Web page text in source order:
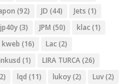
(92) JD (44) Jets (1)
jp40y(3) JPM (50) klac(1)
kweb (16) Lac(2)
(1) LIRA TURCA(26)
lqd (11) lukoy(2) Luv(2)